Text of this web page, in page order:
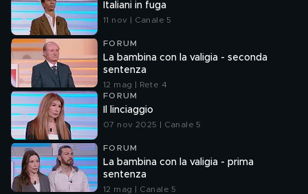
Italiani in fuga
11 nov | Canale 5
FORUM
La bambina con la valigia - seconda
sentenza
12 mag | Rete 4
FORUM
Il linciaggio
07 nov 2025 | Canale 5
FORUM
La bambina con la valigia - prima
sentenza
12 mag | Canale 5